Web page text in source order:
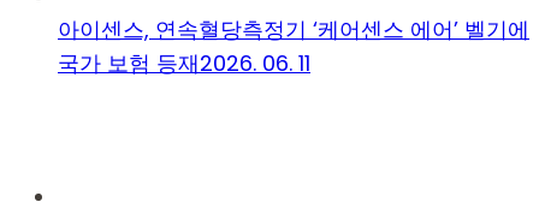
아이센스, 연속혈당측정기 ‘케어센스 에어’ 벨기에
국가 보험 등재2026. 06. 11